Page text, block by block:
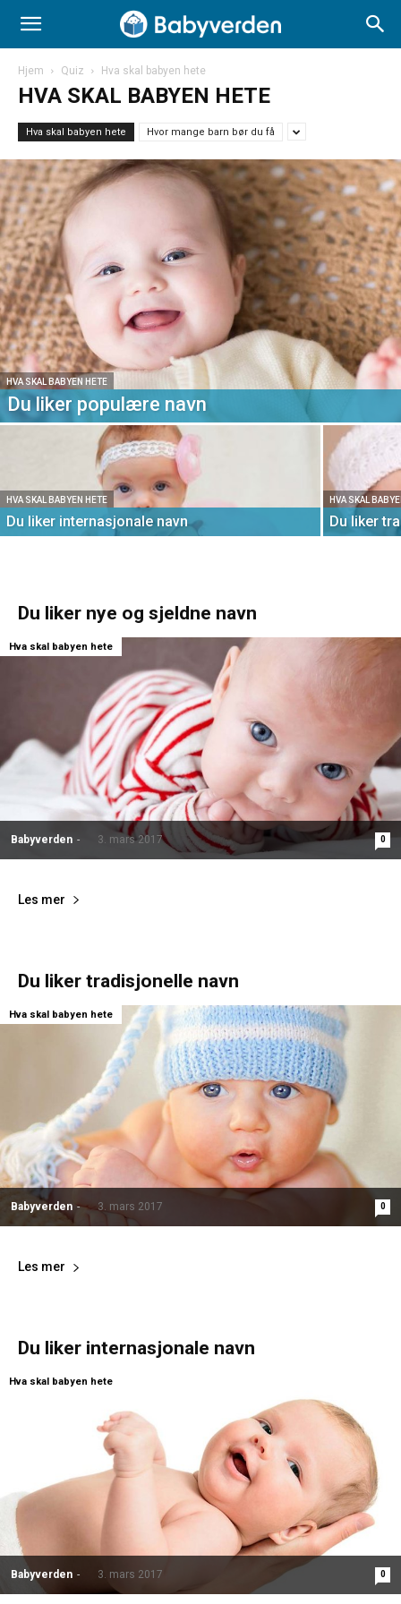
Hjem Quiz Hva skal babyen hete
HVA SKAL BABYEN HETE
Hva skal babyen hete Hvor mange barn bør du få
HVA SKAL BABYEN HETE
Du liker populære navn
HVA SKAL BABYEN HETE
Du liker internasjonale navn
HVA SKAL
Du liker
Du liker nye og sjeldne navn
Babyverden - 3. mars 2017 0
Hva skal babyen hete
Les mer
Du liker tradisjonelle navn
Babyverden - 3. mars 2017 0
Hva skal babyen hete
Les mer
Du liker internasjonale navn
Babyverden - 3. mars 2017 0
Hva skal babyen hete